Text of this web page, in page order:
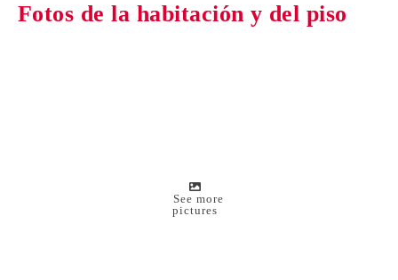
Fotos de la habitación y del piso
See more
pictures